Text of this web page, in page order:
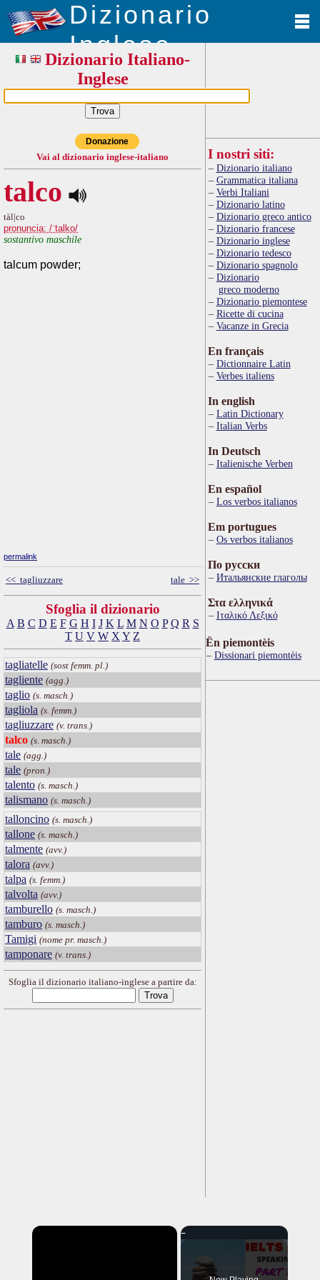
Dizionario
Inglese
Dizionario Italiano-
Inglese
Donazione
Vai al dizionario inglese-italiano
talco
tàl|co
pronuncia: /ˈtalko/
sostantivo maschile
talcum powder;
permalink
<< tagliuzzare tale >>
Sfoglia il dizionario
A B C D E F G H I J K L M N O P Q R S
T U V W X Y Z
tagliatelle (sost femm. pl.)
tagliente (agg.)
taglio (s. masch.)
tagliola (s. femm.)
tagliuzzare (v. trans.)
talco (s. masch.)
tale (agg.)
tale (pron.)
talento (s. masch.)
talismano (s. masch.)
talloncino (s. masch.)
tallone (s. masch.)
talmente (avv.)
talora (avv.)
talpa (s. femm.)
talvolta (avv.)
tamburello (s. masch.)
tamburo (s. masch.)
Tamigi (nome pr. masch.)
tamponare (v. trans.)
Sfoglia il dizionario italiano-inglese a partire da:
I nostri siti:
Dizionario italiano
Grammatica italiana
Verbi Italiani
Dizionario latino
Dizionario greco antico
Dizionario francese
Dizionario inglese
Dizionario tedesco
Dizionario spagnolo
Dizionario
greco moderno
Dizionario piemontese
Ricette di cucina
Vacanze in Grecia
En français
Dictionnaire Latin
Verbes italiens
In english
Latin Dictionary
Italian Verbs
In Deutsch
Italienische Verben
En español
Los verbos italianos
Em portugues
Os verbos italianos
По русски
Итальянские глаголы
Στα ελληνικά
Ιταλικό Λεξικό
Ën piemontèis
Dissionari piemontèis
×